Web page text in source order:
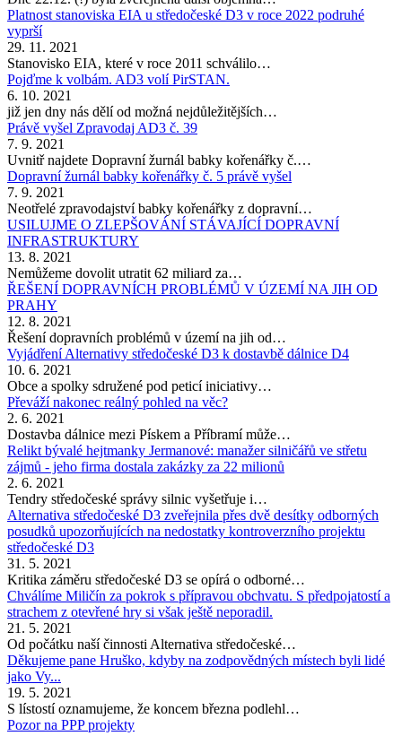
Platnost stanoviska EIA u středočeské D3 v roce 2022 podruhé
vyprší
29. 11. 2021
Stanovisko EIA, které v roce 2011 schválilo…
Pojďme k volbám. AD3 volí PirSTAN.
6. 10. 2021
již jen dny nás dělí od možná nejdůležitějších…
Právě vyšel Zpravodaj AD3 č. 39
7. 9. 2021
Uvnitř najdete Dopravní žurnál babky kořenářky č.…
Dopravní žurnál babky kořenářky č. 5 právě vyšel
7. 9. 2021
Neotřelé zpravodajství babky kořenářky z dopravní…
USILUJME O ZLEPŠOVÁNÍ STÁVAJÍCÍ DOPRAVNÍ
INFRASTRUKTURY
13. 8. 2021
Nemůžeme dovolit utratit 62 miliard za…
ŘEŠENÍ DOPRAVNÍCH PROBLÉMŮ V ÚZEMÍ NA JIH OD
PRAHY
12. 8. 2021
Řešení dopravních problémů v území na jih od…
Vyjádření Alternativy středočeské D3 k dostavbě dálnice D4
10. 6. 2021
Obce a spolky sdružené pod peticí iniciativy…
Převáží nakonec reálný pohled na věc?
2. 6. 2021
Dostavba dálnice mezi Pískem a Příbramí může…
Relikt bývalé hejtmanky Jermanové: manažer silničářů ve střetu
zájmů - jeho firma dostala zakázky za 22 milionů
2. 6. 2021
Tendry středočeské správy silnic vyšetřuje i…
Alternativa středočeské D3 zveřejnila přes dvě desítky odborných
posudků upozorňujících na nedostatky kontroverzního projektu
středočeské D3
31. 5. 2021
Kritika záměru středočeské D3 se opírá o odborné…
Chválíme Miličín za pokrok s přípravou obchvatu. S předpojatostí a
strachem z otevřené hry si však ještě neporadil.
21. 5. 2021
Od počátku naší činnosti Alternativa středočeské…
Děkujeme pane Hruško, kdyby na zodpovědných místech byli lidé
jako Vy...
19. 5. 2021
S lístostí oznamujeme, že koncem března podlehl…
Pozor na PPP projekty